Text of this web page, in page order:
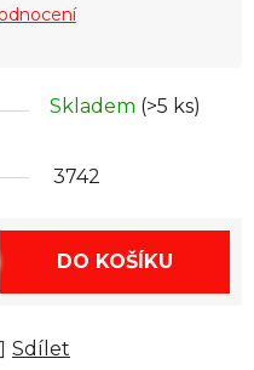
Skladem (>5 ks)
3742
DO KOŠÍKU
Sdílet